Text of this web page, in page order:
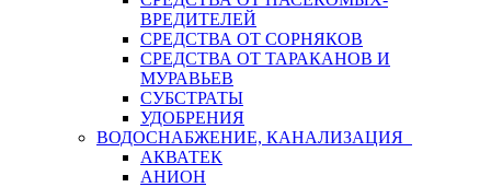
ВРЕДИТЕЛЕЙ
СРЕДСТВА ОТ СОРНЯКОВ
СРЕДСТВА ОТ ТАРАКАНОВ И
МУРАВЬЕВ
СУБСТРАТЫ
УДОБРЕНИЯ
ВОДОСНАБЖЕНИЕ, КАНАЛИЗАЦИЯ
АКВАТЕК
АНИОН